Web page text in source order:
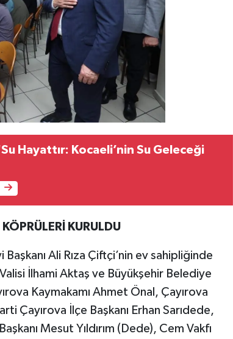
Hayattır: Kocaeli’nin Su Geleceği
KURULDU
Ali Rıza Çiftçi’nin ev sahipliğinde
İlhami Aktaş ve Büyükşehir Belediye
Kaymakamı Ahmet Önal, Çayırova
Çayırova İlçe Başkanı Erhan Sarıdede,
Mesut Yıldırım (Dede), Cem Vakfı